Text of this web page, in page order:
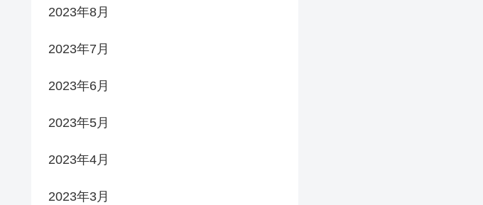
2023年8月
2023年7月
2023年6月
2023年5月
2023年4月
2023年3月